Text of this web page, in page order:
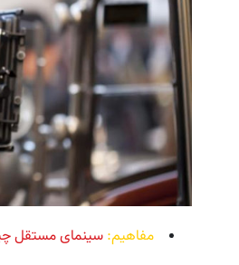
مفاهیم: سینمای مستقل
ماشین فونیکس fx خودتو اینجا به راحتی
بفروش
ثبت خودرو ✅